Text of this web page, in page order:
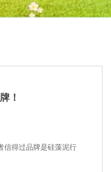
！
信得过品牌是硅藻泥行